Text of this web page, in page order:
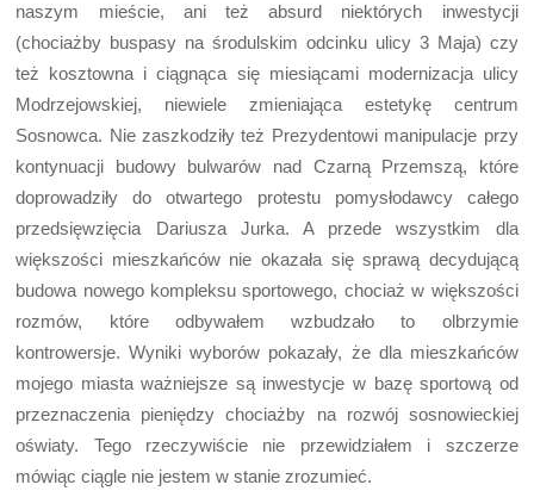
naszym mieście, ani też absurd niektórych inwestycji
(chociażby buspasy na środulskim odcinku ulicy 3 Maja) czy
też kosztowna i ciągnąca się miesiącami modernizacja ulicy
Modrzejowskiej, niewiele zmieniająca estetykę centrum
Sosnowca. Nie zaszkodziły też Prezydentowi manipulacje przy
kontynuacji budowy bulwarów nad Czarną Przemszą, które
doprowadziły do otwartego protestu pomysłodawcy całego
przedsięwzięcia Dariusza Jurka. A przede wszystkim dla
większości mieszkańców nie okazała się sprawą decydującą
budowa nowego kompleksu sportowego, chociaż w większości
rozmów, które odbywałem wzbudzało to olbrzymie
kontrowersje. Wyniki wyborów pokazały, że dla mieszkańców
mojego miasta ważniejsze są inwestycje w bazę sportową od
przeznaczenia pieniędzy chociażby na rozwój sosnowieckiej
oświaty. Tego rzeczywiście nie przewidziałem i szczerze
mówiąc ciągle nie jestem w stanie zrozumieć.